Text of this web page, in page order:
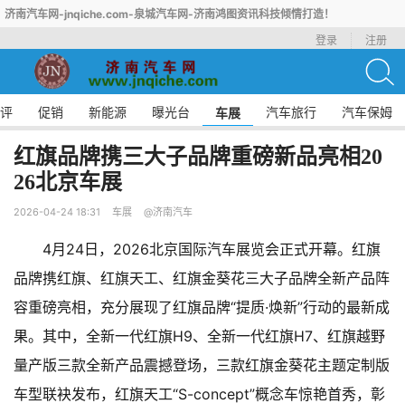
济南汽车网-jnqiche.com-泉城汽车网-济南鸿图资讯科技倾情打造！
登录
注册
促销 新能源 曝光台 车展 汽车旅行 汽车保姆
红旗品牌携三大子品牌重磅新品亮相20
26北京车展
2026-04-24 18:31 车展 @济南汽车
4月24日，2026北京国际汽车展览会正式开幕。红旗
品牌携红旗、红旗天工、红旗金葵花三大子品牌全新产品阵
容重磅亮相，充分展现了红旗品牌“提质·焕新”行动的最新成
果。其中，全新一代红旗H9、全新一代红旗H7、红旗越野
量产版三款全新产品震撼登场，三款红旗金葵花主题定制版
车型联袂发布，红旗天工“S-concept”概念车惊艳首秀，彰